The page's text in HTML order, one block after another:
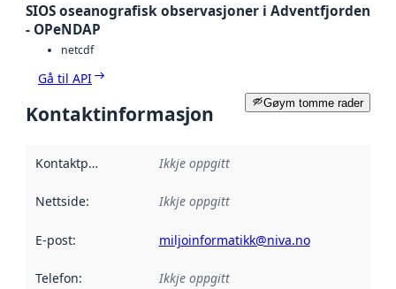
SIOS oseanografisk observasjoner i Adventfjorden
- OPeNDAP
netcdf
Gå til API
Gøym tomme rader
Kontaktinformasjon
Kontaktpunkt Ikkje oppgitt
Nettside: Ikkje oppgitt
E-post: miljoinformatikk@niva.no
Telefon: Ikkje oppgitt